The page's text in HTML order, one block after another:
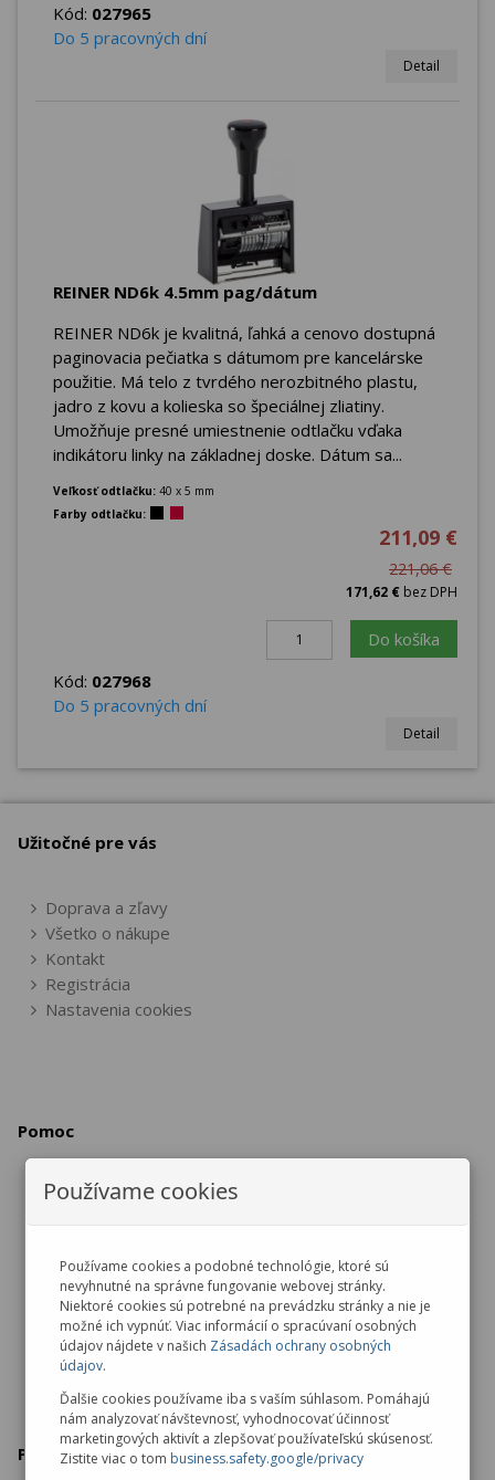
Kód: 027965
Do 5 pracovných dní
Detail
REINER ND6k 4.5mm pag/dátum
REINER ND6k je kvalitná, ľahká a cenovo dostupná
paginovacia pečiatka s dátumom pre kancelárske
použitie. Má telo z tvrdého nerozbitného plastu,
jadro z kovu a kolieska so špeciálnej zliatiny.
Umožňuje presné umiestnenie odtlačku vďaka
indikátoru linky na základnej doske. Dátum sa...
Veľkosť odtlačku: 40 x 5 mm
Farby odtlačku:
211,09 €
221,06 €
171,62 € bez DPH
Do košíka
Kód: 027968
Do 5 pracovných dní
Detail
Užitočné pre vás
Doprava a zľavy
Všetko o nákupe
Kontakt
Registrácia
Nastavenia cookies
Používame cookies
Používame cookies a podobné technológie, ktoré sú
nevyhnutné na správne fungovanie webovej stránky.
Niektoré cookies sú potrebné na prevádzku stránky a nie je
možné ich vypnúť. Viac informácií o spracúvaní osobných
údajov nájdete v našich Zásadách ochrany osobných
údajov.
Ďalšie cookies používame iba s vaším súhlasom. Pomáhajú
nám analyzovať návštevnosť, vyhodnocovať účinnosť
marketingových aktivít a zlepšovať používateľskú skúsenosť.
Zistite viac o tom business.safety.google/privacy
Pomoc
Vrátenie / výmena tovaru
Reklamácia tovaru
Ochrana osobných údajov
Predajňa v Malackách